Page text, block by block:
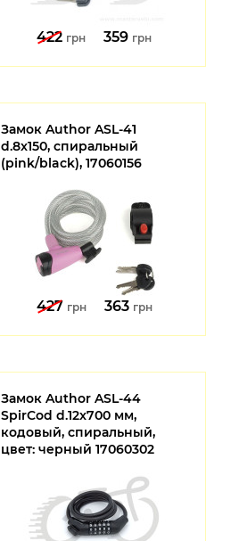
422 грн 359 грн
Замок Author ASL-41
d.8x150, спиральный
(pink/black), 17060156
427 грн 363 грн
Замок Author ASL-44
SpirCod d.12x700 мм,
кодовый, спиральный,
цвет: черный 17060302